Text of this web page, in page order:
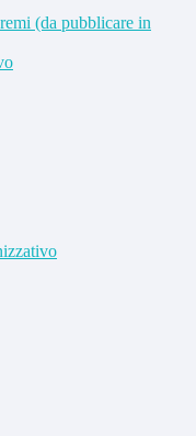
(da pubblicare in